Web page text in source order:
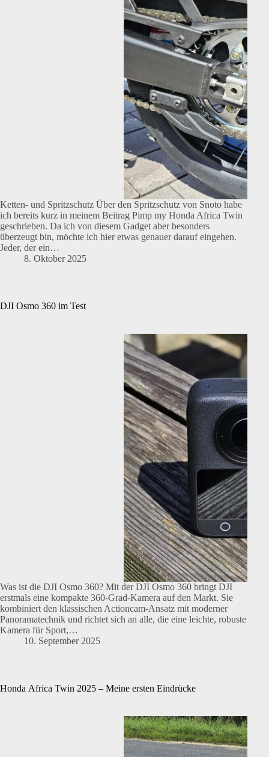
Ketten- und Spritzschutz Über den Spritzschutz von Snoto habe
ich bereits kurz in meinem Beitrag Pimp my Honda Africa Twin
geschrieben. Da ich von diesem Gadget aber besonders
überzeugt bin, möchte ich hier etwas genauer darauf eingehen.
Jeder, der ein…
8. Oktober 2025
DJI Osmo 360 im Test
Was ist die DJI Osmo 360? Mit der DJI Osmo 360 bringt DJI
erstmals eine kompakte 360-Grad-Kamera auf den Markt. Sie
kombiniert den klassischen Actioncam-Ansatz mit moderner
Panoramatechnik und richtet sich an alle, die eine leichte, robuste
Kamera für Sport,…
10. September 2025
Honda Africa Twin 2025 – Meine ersten Eindrücke